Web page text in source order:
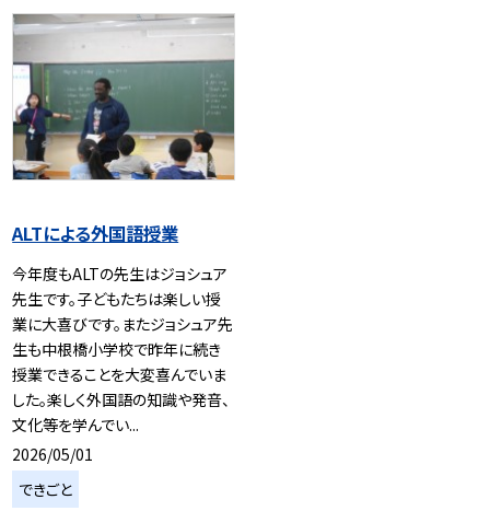
ALTによる外国語授業
今年度もALTの先生はジョシュア
先生です。子どもたちは楽しい授
業に大喜びです。またジョシュア先
生も中根橋小学校で昨年に続き
授業できることを大変喜んでいま
した。楽しく外国語の知識や発音、
文化等を学んでい...
2026/05/01
できごと